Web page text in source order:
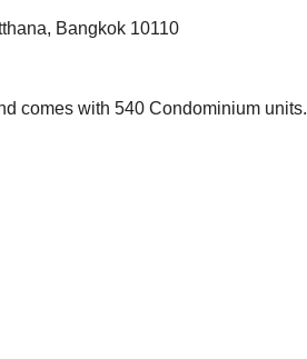
Bangkok 10110
comes with 540 Condominium units.